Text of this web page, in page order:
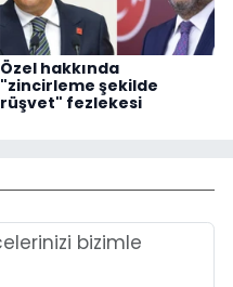
Özel hakkında
"zincirleme şekilde
rüşvet" fezlekesi